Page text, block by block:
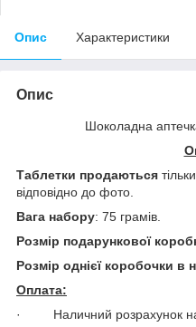
Опис Характеристики
Опис
Шоколадна
Таблетки продаються
відповідно до фото.
Вага набору: 75 грамів.
Розмір подарункової
Розмір однієї коробочки в
Оплата:
· Наличний розрахунок